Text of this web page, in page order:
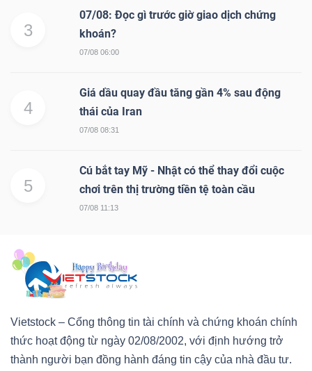
3
07/08: Đọc gì trước giờ giao dịch chứng
khoán?
07/08 06:00
4
Giá dầu quay đầu tăng gần 4% sau động
thái của Iran
07/08 08:31
5
Cú bắt tay Mỹ - Nhật có thể thay đổi cuộc
chơi trên thị trường tiền tệ toàn cầu
07/08 11:13
Vietstock – Cổng thông tin tài chính và chứng khoán chính
thức hoạt động từ ngày 02/08/2002, với định hướng trở
thành người bạn đồng hành đáng tin cậy của nhà đầu tư.